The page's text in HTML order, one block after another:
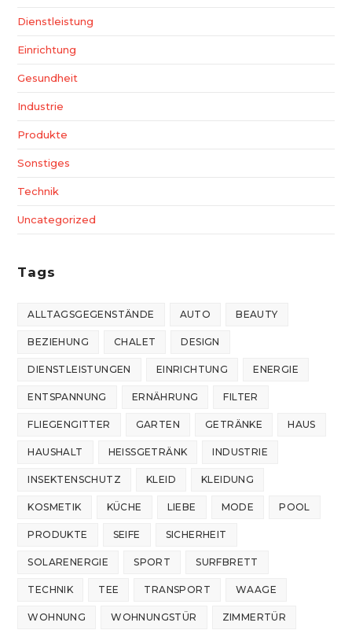
Dienstleistung
Einrichtung
Gesundheit
Industrie
Produkte
Sonstiges
Technik
Uncategorized
Tags
ALLTAGSGEGENSTÄNDE AUTO BEAUTY
BEZIEHUNG CHALET DESIGN
DIENSTLEISTUNGEN EINRICHTUNG ENERGIE
ENTSPANNUNG ERNÄHRUNG FILTER
FLIEGENGITTER GARTEN GETRÄNKE HAUS
HAUSHALT HEISSGETRÄNK INDUSTRIE
INSEKTENSCHUTZ KLEID KLEIDUNG
KOSMETIK KÜCHE LIEBE MODE POOL
PRODUKTE SEIFE SICHERHEIT
SOLARENERGIE SPORT SURFBRETT
TECHNIK TEE TRANSPORT WAAGE
WOHNUNG WOHNUNGSTÜR ZIMMERTÜR